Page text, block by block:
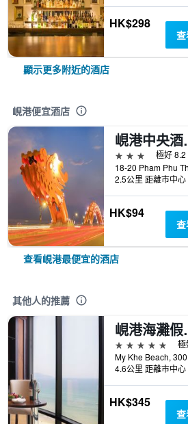
HK$298
顯示更多附近的酒店
峴港便宜酒店
峴
3星級
極好 8.2
2.5公里 距離市中心
HK$94
查看峴港最便宜的酒店
其他人的推薦
峴
5星級
極
4.6公里 距離市中心
HK$345